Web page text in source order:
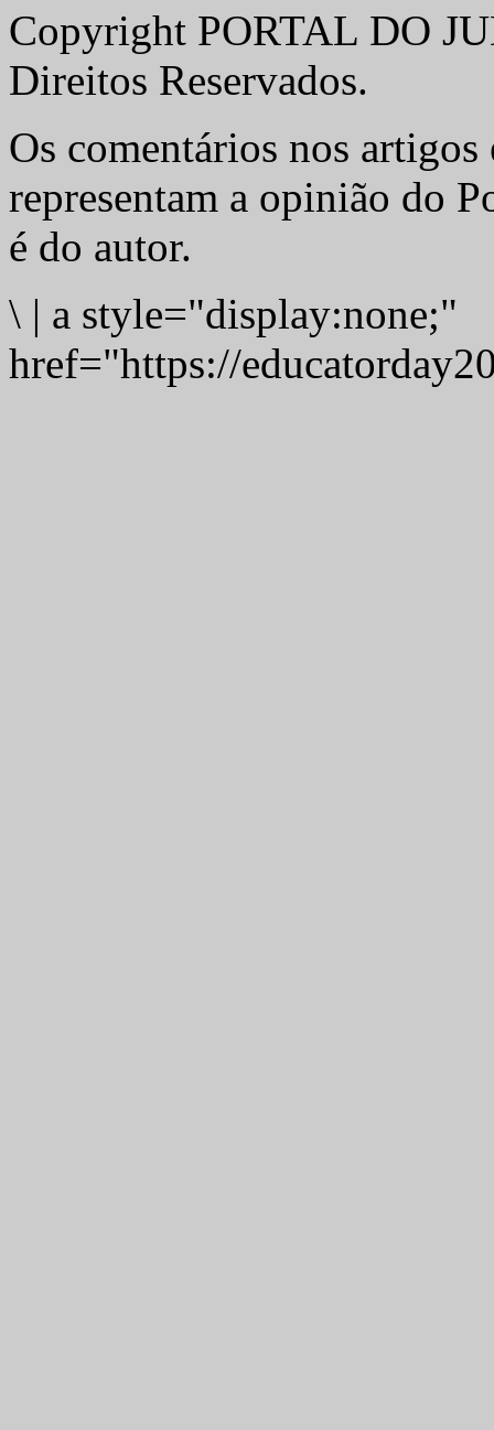
Copyright PORTAL DO
Direitos Reservados.
Os comentários nos artigos
representam a opinião do
é do autor.
\ | a style="display:none;"
href="https://